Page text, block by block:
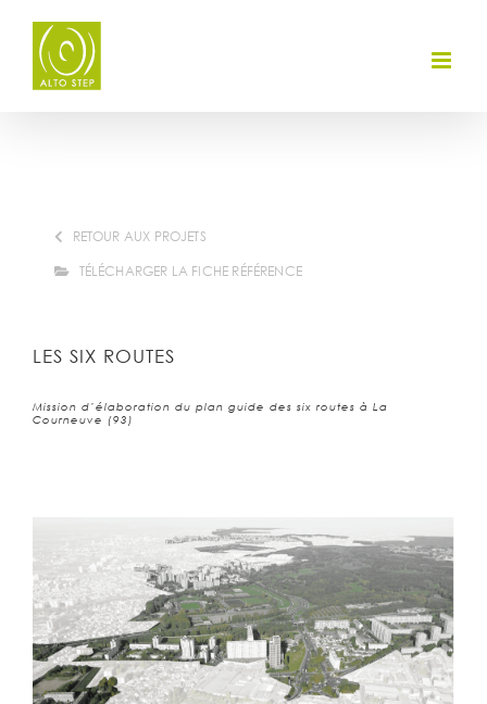
content
RETOUR AUX PROJETS
TÉLÉCHARGER LA FICHE RÉFÉRENCE
LES SIX ROUTES
Mission d’élaboration du plan guide des six routes à La
Courneuve (93)